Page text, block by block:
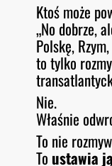
Ktoś może
„No dobrze,
Polskę,
to tylko
Nie.
Właśnie
To nie
To ustawia